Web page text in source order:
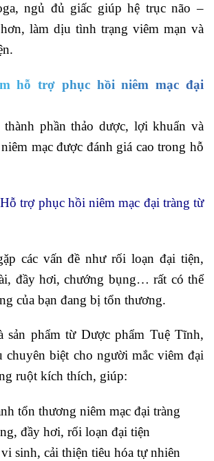
ngủ đủ giấc giúp hệ trục não –
làm dịu tình trạng viêm mạn và
hỗ trợ phục hồi niêm mạc đại
thành phần thảo dược, lợi khuẩn và
mạc được đánh giá cao trong hỗ
trợ phục hồi niêm mạc đại tràng từ
các vấn đề như rối loạn đại tiện,
đầy hơi, chướng bụng… rất có thể
của bạn đang bị tổn thương.
sản phẩm từ Dược phẩm Tuệ Tĩnh,
chuyên biệt cho người mắc viêm đại
ruột kích thích, giúp:
tổn thương niêm mạc đại tràng
đầy hơi, rối loạn đại tiện
sinh, cải thiện tiêu hóa tự nhiên